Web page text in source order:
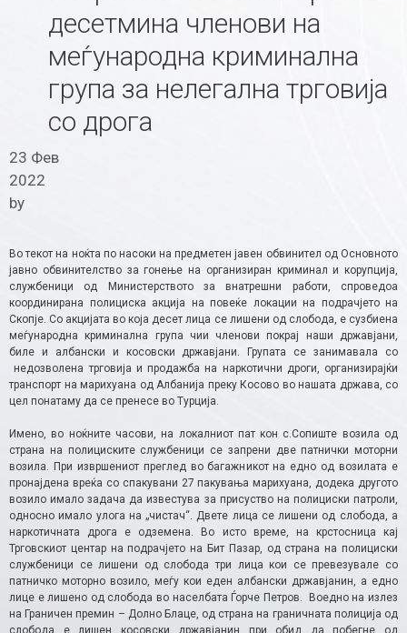
десетмина членови на
меѓународна криминална
група за нелегална трговија
со дрога
23 Фев
2022
by
Во текот на ноќта по насоки на предметен јавен обвинител од Основното
јавно обвинителство за гонење на организиран криминал и корупција,
службеници од Министерството за внатрешни работи, спроведоа
координирана полициска акција на повеќе локации на подрачјето на
Скопје. Со акцијата во која десет лица се лишени од слобода, е сузбиена
меѓународна криминална група чии членови покрај наши државјани,
биле и албански и косовски државјани. Групата се занимавала со
недозволена трговија и продажба на наркотични дроги, организирајќи
транспорт на марихуана од Албанија преку Косово во нашата држава, со
цел понатаму да се пренесе во Турција.
Имено, во ноќните часови, на локалниот пат кон с.Сопиште возила од
страна на полициските службеници се запрени две патнички моторни
возила. При извршениот преглед во багажникот на едно од возилата е
пронајдена вреќа со спакувани 27 пакувања марихуана, додека другото
возило имало задача да известува за присуство на полициски патроли,
односно имало улога на „чистач“. Двете лица се лишени од слобода, а
наркотичната дрога е одземена. Во исто време, на крстосница кај
Трговскиот центар на подрачјето на Бит Пазар, од страна на полициски
службеници се лишени од слобода три лица кои се превезувале со
патничко моторно возило, меѓу кои еден албански државјанин, а едно
лице е лишено од слобода во населбата Ѓорче Петров. Воедно на излез
на Граничен премин – Долно Блаце, од страна на граничната полиција од
слобода е лишен косовски државјанин при обид да побегне од